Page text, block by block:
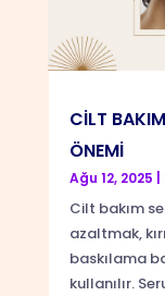
CİLT
ÖNEMİ
Ağu 12, 2025
Cilt bakım
azaltmak,
baskılama
kullanılır.